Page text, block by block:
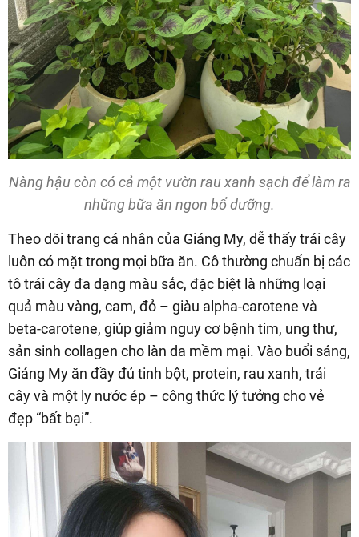
Nàng hậu còn có cả một vườn rau xanh sạch để làm ra
những bữa ăn ngon bổ dưỡng.
Theo dõi trang cá nhân của Giáng My, dễ thấy trái cây
luôn có mặt trong mọi bữa ăn. Cô thường chuẩn bị các
tô trái cây đa dạng màu sắc, đặc biệt là những loại
quả màu vàng, cam, đỏ – giàu alpha-carotene và
beta-carotene, giúp giảm nguy cơ bệnh tim, ung thư,
sản sinh collagen cho làn da mềm mại. Vào buổi sáng,
Giáng My ăn đầy đủ tinh bột, protein, rau xanh, trái
cây và một ly nước ép – công thức lý tưởng cho vẻ
đẹp “bất bại”.